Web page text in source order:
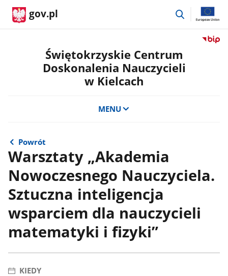
gov.pl
przejdź
Przejdź
Świętokrzyskie Centrum
Doskonalenia Nauczycieli
w Kielcach
MENU
Powrót
Warsztaty „Akademia
Nowoczesnego Nauczyciela.
Sztuczna inteligencja
wsparciem dla nauczycieli
matematyki i fizyki”
KIEDY